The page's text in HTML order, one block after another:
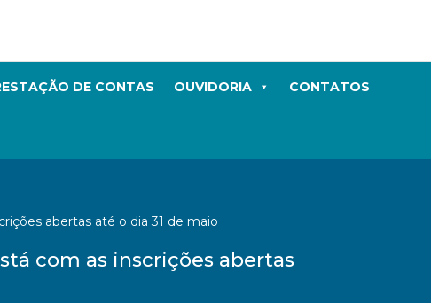
DE CONTAS OUVIDORIA CONTATOS
abertas até o dia 31 de maio
com as inscrições abertas